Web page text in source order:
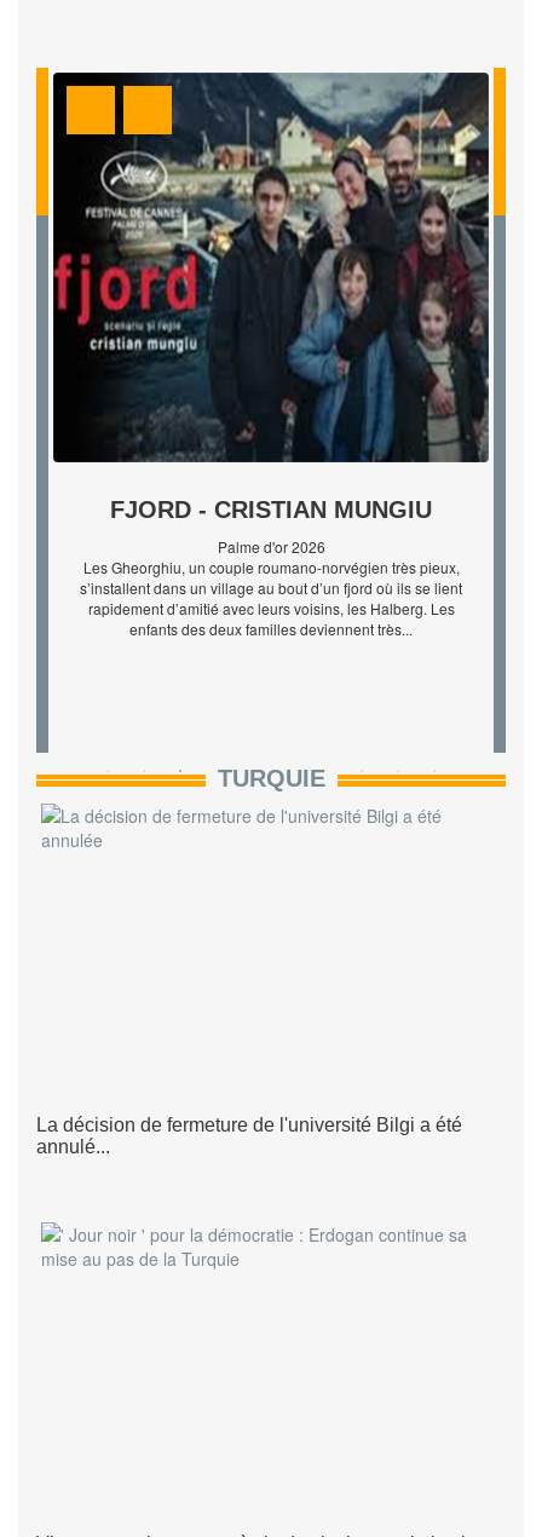
EL SER QUERIDO - RODRIGO
SOROGOYEN
Réalisateur mondialement célèbre, Esteban Martínez revient
en Espagne pour tourner son nouveau film. Il en offre le rôle
principal à une jeune actrice inconnue : sa fille, qu’il n’a pas
vue depuis treize ans. La jeune femme accepte cette incroy...
TURQUIE
La décision de fermeture de l'université Bilgi a été
annulé...